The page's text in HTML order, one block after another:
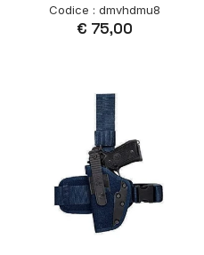
Codice : dmvhdmu8
€ 75,00